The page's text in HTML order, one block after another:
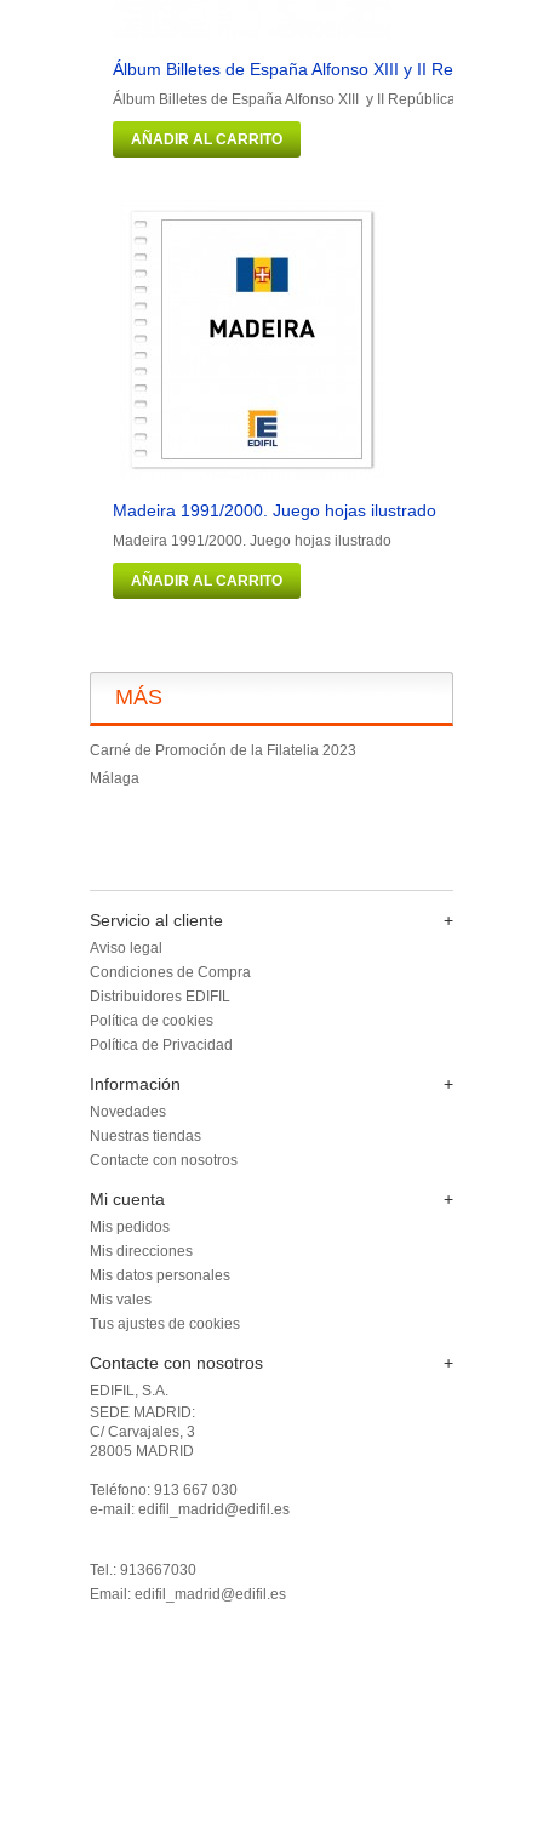
Álbum Billetes de España Alfonso XIII y II República
Álbum Billetes de España Alfonso XIII y II República Portadilla
AÑADIR AL CARRITO
Madeira 1991/2000. Juego hojas ilustrado
Madeira 1991/2000. Juego hojas ilustrado
AÑADIR AL CARRITO
MÁS
Carné de Promoción de la Filatelia 2023
Málaga
Servicio al cliente +
Aviso legal
Condiciones de Compra
Distribuidores EDIFIL
Política de cookies
Política de Privacidad
Información +
Novedades
Nuestras tiendas
Contacte con nosotros
Mi cuenta +
Mis pedidos
Mis direcciones
Mis datos personales
Mis vales
Tus ajustes de cookies
Contacte con nosotros +
EDIFIL, S.A.
SEDE MADRID:
C/ Carvajales, 3
28005 MADRID
Teléfono: 913 667 030
e-mail: edifil_madrid@edifil.es
Tel.: 913667030
Email: edifil_madrid@edifil.es